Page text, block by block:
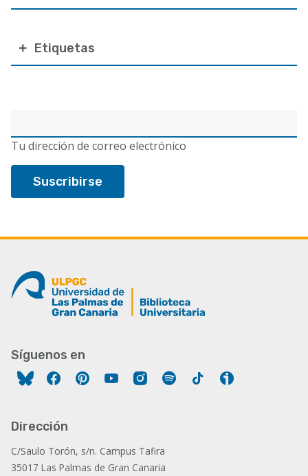
electrónico
Tu dirección de correo electrónico
Etiquetas
Síguenos en
FacebookPinterestYouTubeInstagram
Spotify Tiktok
Dirección
C/Saulo Torón, s/n. Campus Tafira
35017 Las Palmas de Gran Canaria